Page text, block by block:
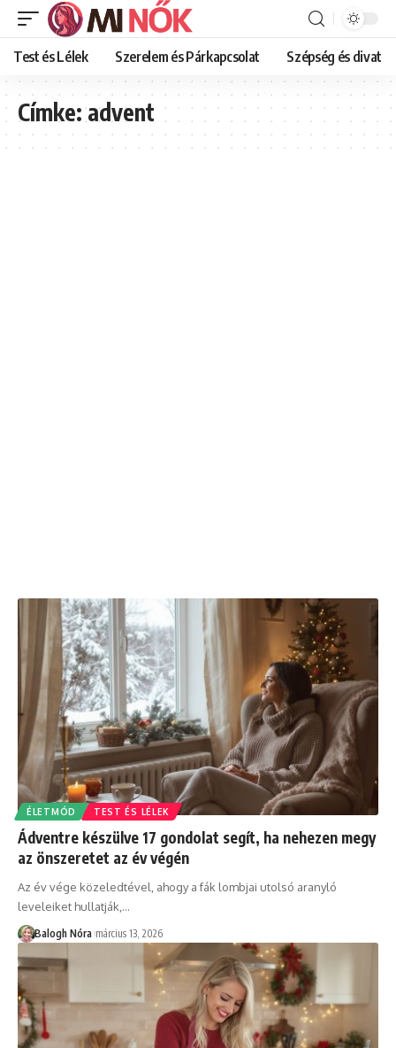
Test és Lélek Szerelem és Párkapcsolat Szépség és divat
Címke:advent
ÉLETMÓD TEST ÉS LÉLEK
Ádventre készülve 17 gondolat segít, ha nehezen megy
az önszeretet az év végén
Az év vége közeledtével, ahogy a fák lombjai utolsó aranyló
leveleiket hullatják, …
Balogh Nóra március 13, 2026